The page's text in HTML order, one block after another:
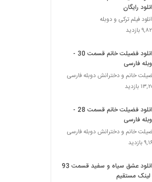
رایگان
فیلم ترکی و دوبله
بازدید
دانلود فضیلت خانم قسمت 30 -
فارسی
خانم و دخترانش دوبله فارسی
بازدید
دانلود فضیلت خانم قسمت 28 -
فارسی
خانم و دخترانش دوبله فارسی
بازدید
دانلود عشق سیاه و سفید قسمت 93
مستقیم